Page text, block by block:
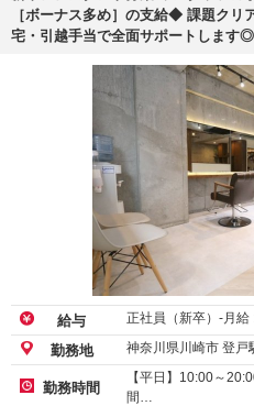
［ボーナス多め］の支給◆ 課題ク
宅・引越手当で全面サポートします◎
給与 正社員（新卒）-月給
勤務地 神奈川県川崎市 登戸
勤務時間
【平日】10:00～
間…